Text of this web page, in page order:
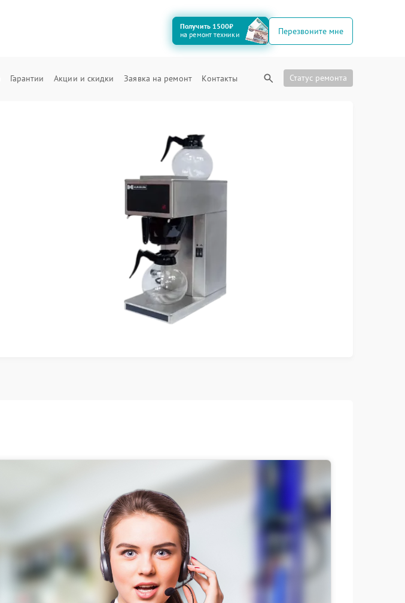
Получить 1500₽
на ремонт техники
Перезвоните мне
Гарантии Акции и скидки Заявка на ремонт Контакты Статус ремонта